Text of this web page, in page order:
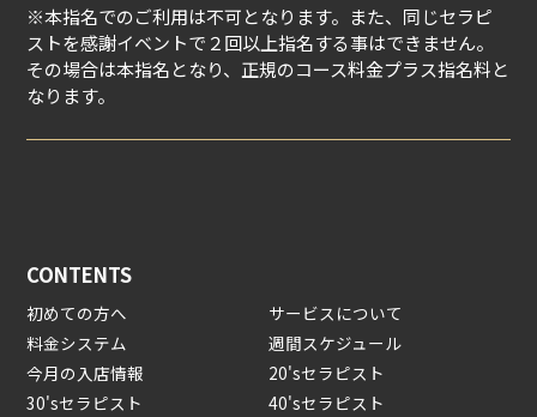
※本指名でのご利用は不可となります。また、同じセラピ
ストを感謝イベントで２回以上指名する事はできません。
その場合は本指名となり、正規のコース料金プラス指名料と
なります。
CONTENTS
初めての方へ
サービスについて
料金システム
週間スケジュール
今月の入店情報
20'sセラピスト
30'sセラピスト
40'sセラピスト